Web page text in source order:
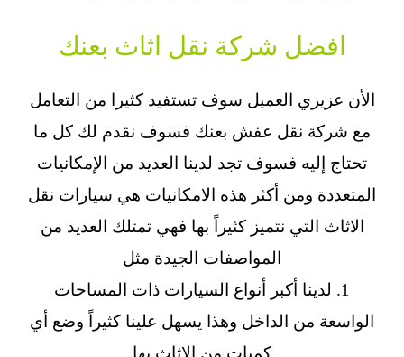
افضل شركة نقل اثاث بعنك
الأن عزيزي العميل سوف تستفيد كثيرا من التعامل
مع شركة نقل عفش بعنك فسوف نقدم لك كل ما
تحتاج إليه فسوف تجد لدينا العديد من الإمكانيات
المتعددة ومن أكثر هذه الامكانيات هي سيارات نقل
الاثاث التي نتميز كثيراً بها فهي تمتلك العديد من
المواصفات الجيدة مثل
1. لدينا أكبر أنواع السيارات ذات المساحات
الواسعة من الداخل وهذا يسهل علينا كثيراً وضع أي
كميات من الاثاث بها